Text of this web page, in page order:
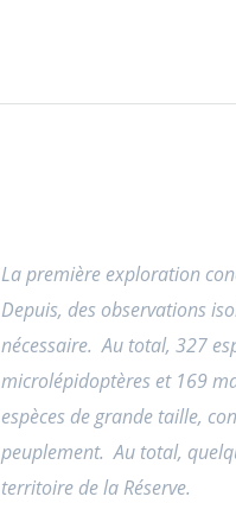
La première exploration
Depuis, des observations
nécessaire. Au total, 327
microlépidoptères et 169
espèces de grande taille,
peuplement. Au total,
territoire de la Réserve.